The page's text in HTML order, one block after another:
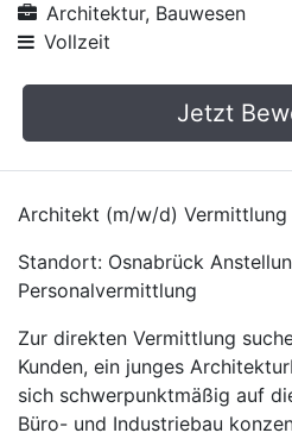
Architektur, Bauwesen
Vollzeit
Jetzt
Architekt (m/w/d) Vermittlung
Standort: Osnabrück
Personalvermittlung
Zur direkten Vermittlung
Kunden, ein junges
sich schwerpunktmäßig auf
Büro- und Industriebau